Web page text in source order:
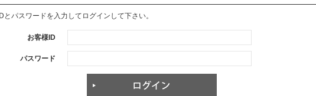
パスワードを入力してログインして下さい。
お客様ID
パスワード